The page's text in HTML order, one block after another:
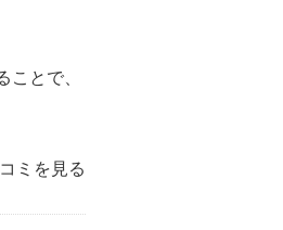
とで、
ミを見る